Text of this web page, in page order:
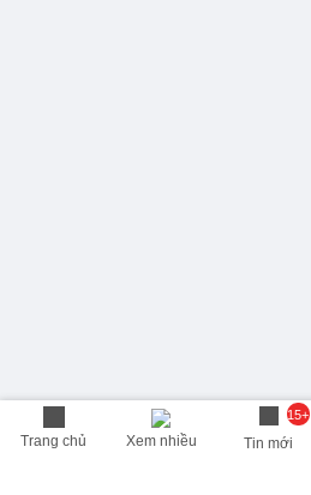
Trang chủ Xem nhiều
15+
Tin mới